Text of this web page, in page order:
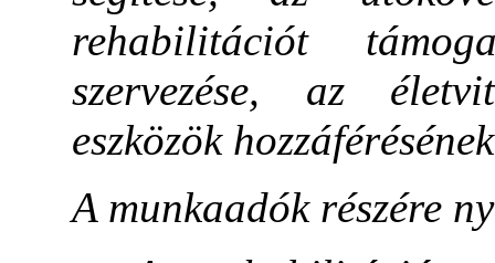
rehabilitációt
szervezése, az
eszközök
A munkaadók részére